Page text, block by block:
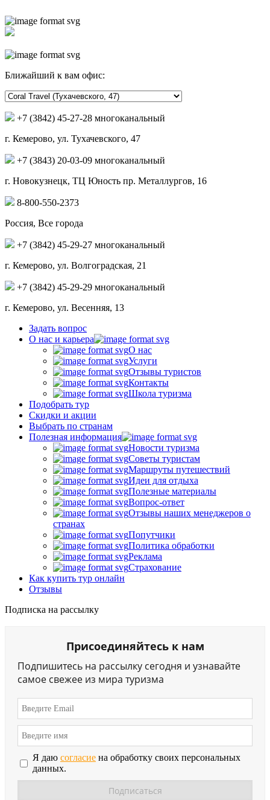
Ближайший к вам офис:
+7 (3842) 45-27-28 многоканальный
г. Кемерово, ул. Тухачевского, 47
+7 (3843) 20-03-09 многоканальный
г. Новокузнецк, ТЦ Юность пр. Металлургов, 16
8-800-550-2373
Россия, Все города
+7 (3842) 45-29-27 многоканальный
г. Кемерово, ул. Волгоградская, 21
+7 (3842) 45-29-29 многоканальный
г. Кемерово, ул. Весенняя, 13
Задать вопрос
О нас и карьера
О нас
Услуги
Отзывы туристов
Контакты
Школа туризма
Подобрать тур
Скидки и акции
Выбрать по странам
Полезная информация
Новости туризма
Советы туристам
Маршруты путешествий
Идеи для отдыха
Полезные материалы
Вопрос-ответ
Отзывы наших менеджеров о
странах
Попутчики
Политика обработки
Реклама
Страхование
Как купить тур онлайн
Отзывы
Подписка на рассылку
Присоединяйтесь к нам
Подпишитесь на рассылку сегодня и узнавайте
самое свежее из мира туризма
Я даю согласие на обработку своих персональных
данных.